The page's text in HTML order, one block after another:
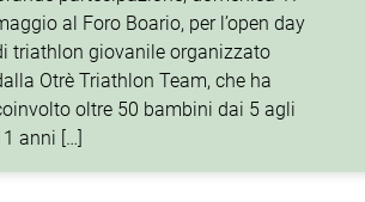
al Foro Boario, per l’open day
triathlon giovanile organizzato
Otrè Triathlon Team, che ha
oltre 50 bambini dai 5 agli
anni […]